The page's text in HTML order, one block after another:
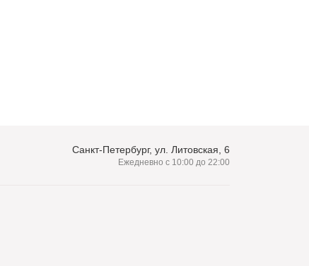
Санкт-Петербург, ул. Литовская, 6
Ежедневно с 10:00 до 22:00